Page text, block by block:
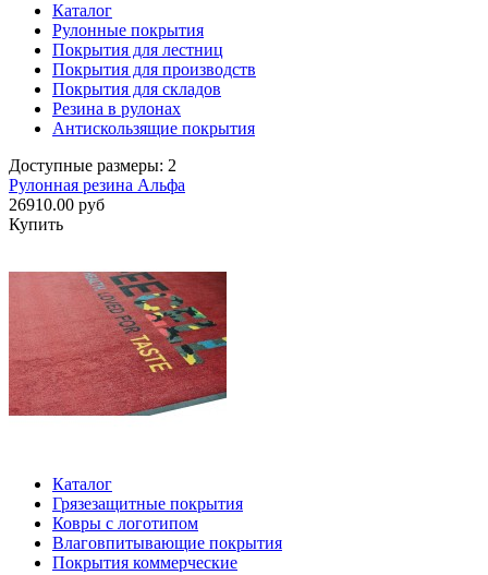
Каталог
Рулонные покрытия
Покрытия для лестниц
Покрытия для производств
Покрытия для складов
Резина в рулонах
Антискользящие покрытия
Доступные размеры: 2
Рулонная резина Альфа
26910.00 руб
Купить
Каталог
Грязезащитные покрытия
Ковры с логотипом
Влаговпитывающие покрытия
Покрытия коммерческие